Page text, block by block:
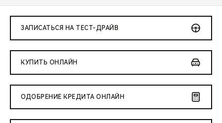
ЗАПИСАТЬСЯ НА ТЕСТ-ДРАЙВ
КУПИТЬ ОНЛАЙН
ОДОБРЕНИЕ КРЕДИТА ОНЛАЙН